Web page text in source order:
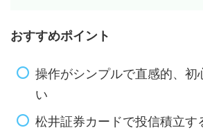
おすすめポイント
操作がシンプルで直感的、初
い
松井証券カードで投信積立す